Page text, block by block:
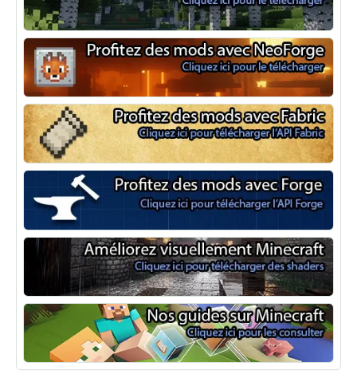
Optifine
NeoForge
Minecraft Fabric
Minecraft Forge
Shaders Minecraft
Guide Minecraft